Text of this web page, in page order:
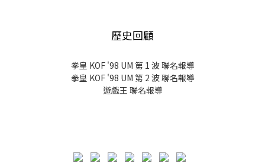
歷史回顧
拳皇 KOF '98 UM 第 1 波 聯名報導
拳皇 KOF '98 UM 第 2 波 聯名報導
遊戲王 聯名報導